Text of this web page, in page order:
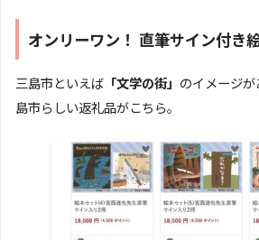
オンリーワン！ 直筆サイン付き
三島市といえば 「文学の街」 のイメージ
島市らしい返礼品がこちら。